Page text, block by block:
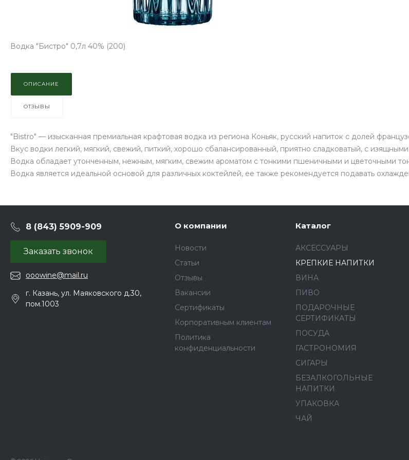
Водка "Бистро" 0,7л 40% (200)
ОПИСАНИЕ
ОТЗЫВЫ
"Bistro" — изысканная премиальная крафтовая водка из региона Коньяк, русский напиток с долей
Вкус водки легкий, мягкий, свежий, питкий, хорошо сбалансированный, приятно сладковатый, с
Водка обладает утонченным, нежным, мягким, свежим ароматом с тонкими пшеничными и цветочными
Водка является идеальной основой для различных коктейлей, ее также рекомендуется подавать
8 (843) 5909-909
Заказать звонок
ooowine@mail.ru
г. Казань, ул. Маяковского д.30,
пом.1003
О компании
Новости
Статьи
Отзывы
Вакансии
Сертификаты
Корпоративным клиентам
Политика
конфиденциальности
Каталог
АКСЕССУАРЫ
КРЕПКИЕ НАПИТКИ
ВИНА
ПИВО
ПОДАРОЧНЫЕ
СЕРТИФИКАТЫ
ПОСУДА
ГАСТРОНОМИЯ
СИГАРЫ
БЕЗАЛКОГОЛЬНЫЕ
НАПИТКИ
УПАКОВКА
ЧАЙ